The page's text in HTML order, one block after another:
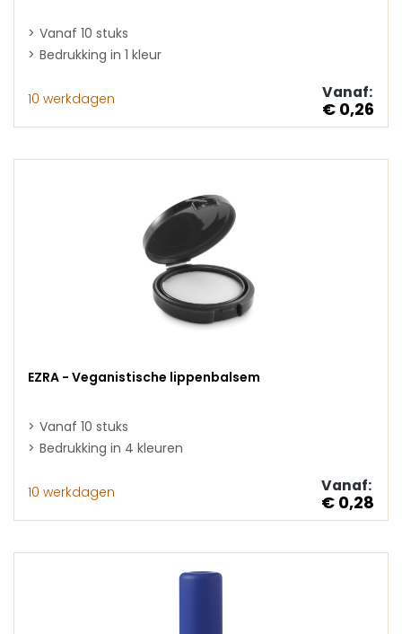
Vanaf 10 stuks
Bedrukking in 1 kleur
10 werkdagen Vanaf:
€ 0,26
EZRA - Veganistische lippenbalsem
Vanaf 10 stuks
Bedrukking in 4 kleuren
10 werkdagen Vanaf:
€ 0,28